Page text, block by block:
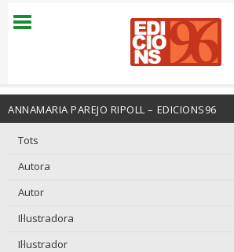
ANNAMARIA PAREJO RIPOLL – EDICIONS96
Tots
Autora
Autor
Il·lustradora
Il·lustrador